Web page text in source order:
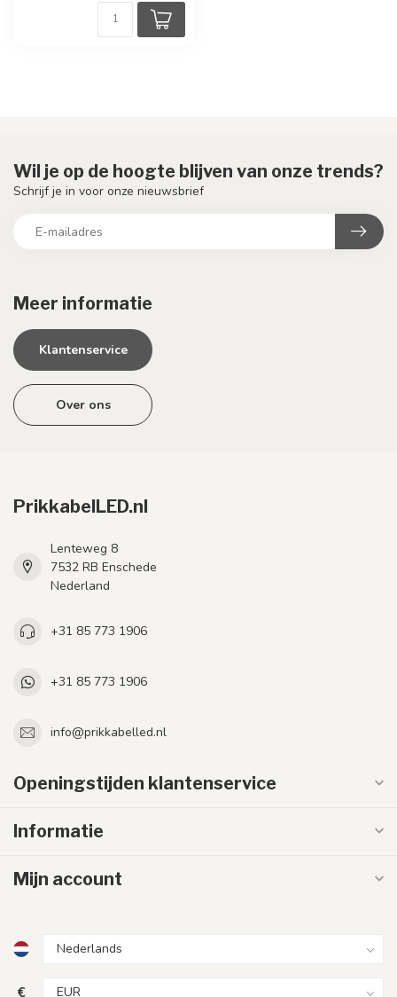
Meer informatie
Klantenservice
Over ons
Wil je op de hoogte blijven van onze trends?
Schrijf je in voor onze nieuwsbrief
PrikkabelLED.nl
Lenteweg 8
7532 RB Enschede
Nederland
+31 85 773 1906
+31 85 773 1906
info@prikkabelled.nl
Openingstijden klantenservice
Informatie
Mijn account
€